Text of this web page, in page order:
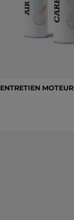
ENTRETIEN MOTEUR